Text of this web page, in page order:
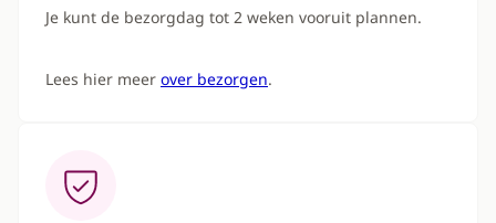
Je kunt de bezorgdag tot 2 weken vooruit plannen.
Lees hier meer over bezorgen.